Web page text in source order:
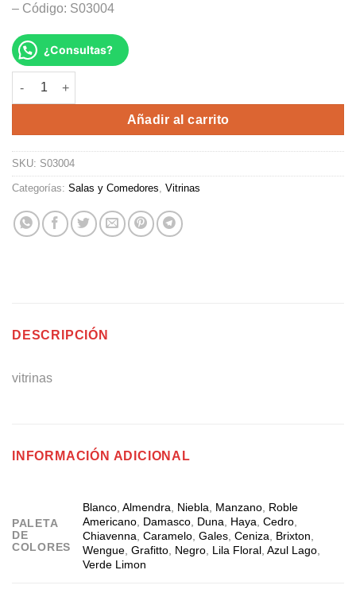
– Código: S03004
¿Consultas?
VITRINA TEXAS cantidad
Añadir al carrito
SKU: S03004
Categorías: Salas y Comedores, Vitrinas
DESCRIPCIÓN
vitrinas
INFORMACIÓN ADICIONAL
PALETA
DE
COLORES
Blanco,Almendra, Niebla, Manzano, Roble
Americano, Damasco, Duna, Haya,Cedro,
Chiavenna,Caramelo,Gales,Ceniza, Brixton,
Wengue,Grafitto, Negro, Lila Floral,Azul Lago,
Verde Limon